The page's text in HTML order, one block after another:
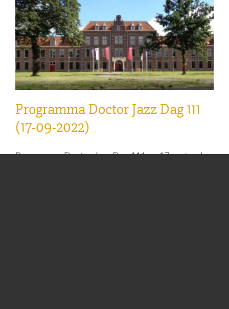
Programma Doctor Jazz Dag 111
(17-09-2022)
Programma Doctor Jazz Dag 111 op 17 september